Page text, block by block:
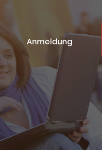
Anmeldung